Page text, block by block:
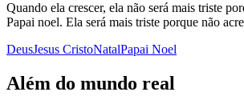
Quando ela crescer, ela não será mais triste
Papai noel. Ela será mais triste porque não
DeusJesus CristoNatalPapai Noel
Além do mundo real